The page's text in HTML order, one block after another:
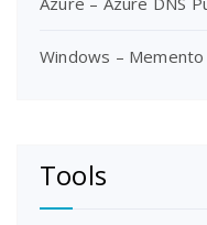
Windows – Memento
Tools